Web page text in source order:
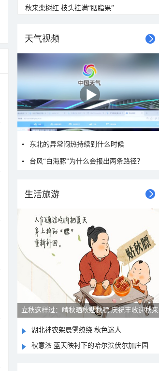
秋来栾树红 枝头挂满“胭脂果”
天气视频
东北的异常闷热持续到什么时候
台风“白海豚”为什么会报出两条路径？
生活旅游
立秋这样过：啃秋晒秋贴秋膘 庆祝丰收迎秋来
湖北神农架晨雾缭绕 秋色迷人
秋意浓 蓝天映衬下的哈尔滨伏尔加庄园